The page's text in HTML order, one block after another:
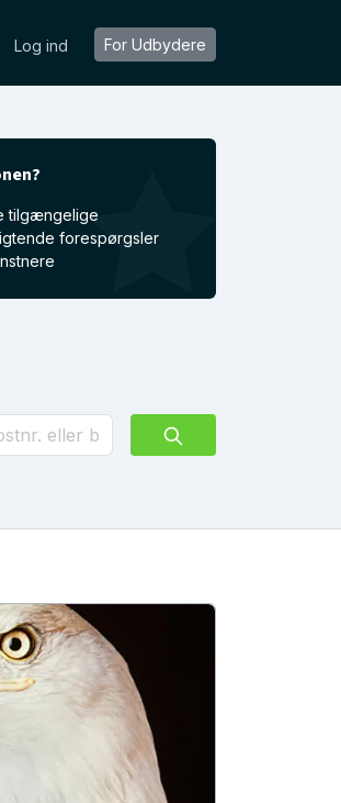
Log ind For Udbydere
tilgængelige
forespørgsler